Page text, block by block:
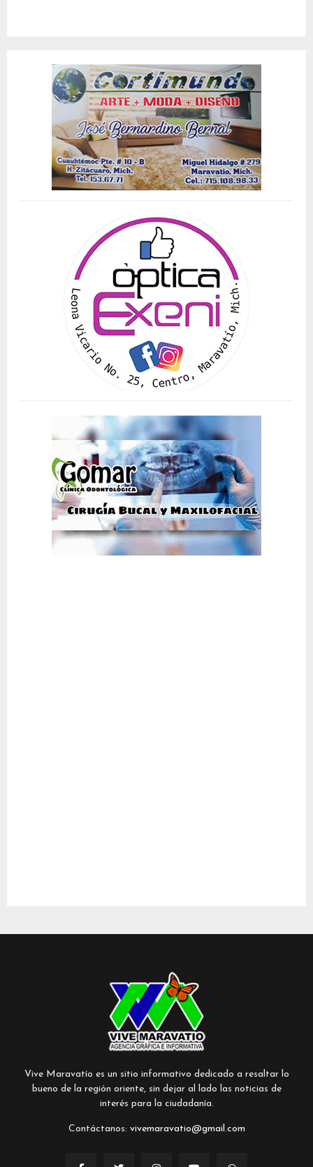
Vive Maravatío es un sitio informativo dedicado a resaltar lo
bueno de la región oriente, sin dejar al lado las noticias de
interés para la ciudadanía.
Contáctanos: vivemaravatio@gmail.com